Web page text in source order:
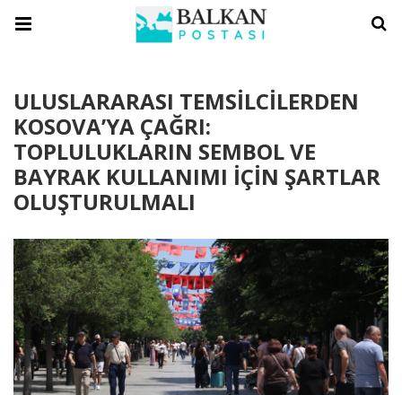
ULUSLARARASI TEMSİLCİLERDEN
KOSOVA’YA ÇAĞRI:
TOPLULUKLARIN SEMBOL VE
BAYRAK KULLANIMI İÇİN ŞARTLAR
OLUŞTURULMALI